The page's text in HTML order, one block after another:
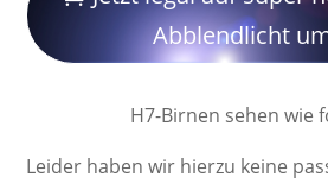
Abblendlicht
H7-Birnen sehen wie
Leider haben wir hierzu keine